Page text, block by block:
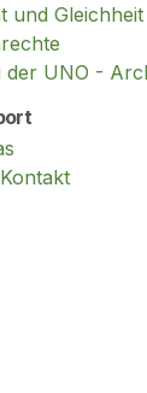
und Gleichheit
der UNO -